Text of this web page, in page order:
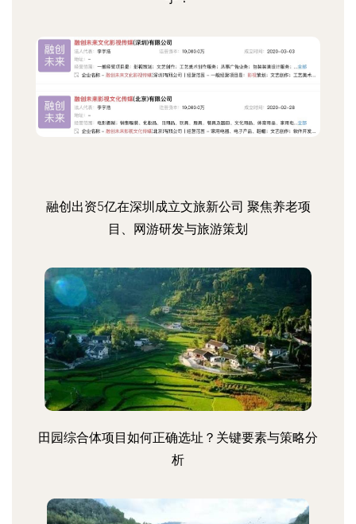
融创出资5亿在深圳成立文旅新公司 聚焦养老项
目、网游研发与旅游策划
田园综合体项目如何正确选址？关键要素与策略分
析